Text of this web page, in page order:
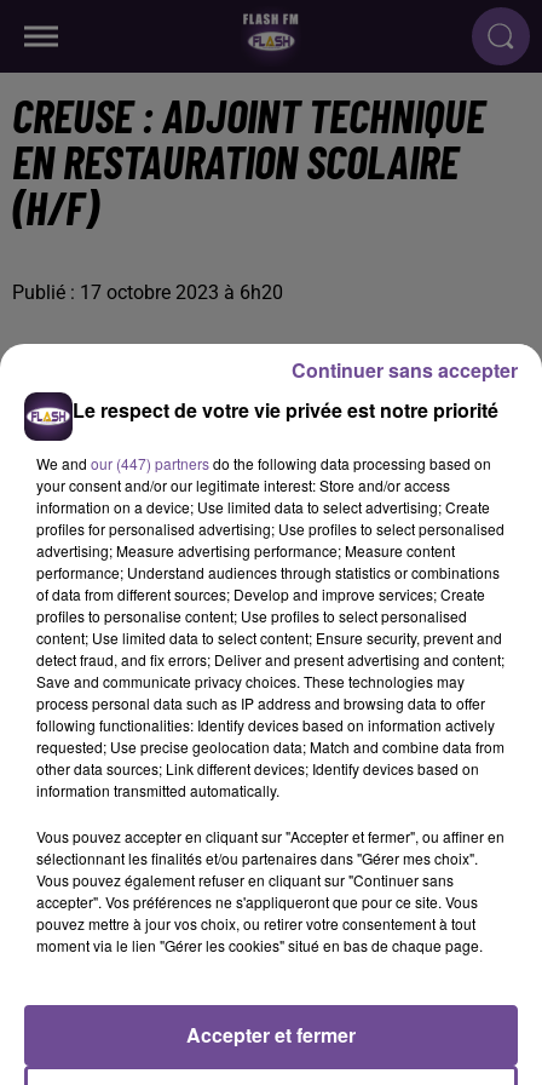
CREUSE : ADJOINT TECHNIQUE
EN RESTAURATION SCOLAIRE
(H/F)
Publié : 17 octobre 2023 à 6h20
Une cantine du Grand-Bourg recherche un adjoint technique
en restauration scolaire (H/F). L'agent placé sur ce poste
assure le bon fonctionnement du service de restauration. Il
coordonne l'activité des autres agents participant à la
restauration et gère le processus de production des repas
(130 repas par jour en période scolaire et 30 repas hors
des locaux et du matériel destiné au service.
Référence de l’offre Pôle Emploi : 163DMKQ
Le respect de votre vie privée est notre priorité
We and our (447) partnersdo the following data processing based on
your consent and/or our legitimate interest: Store and/or access
information on a device; Use limited data to select advertising; Create
profiles for personalised advertising; Use profiles to select personalised
advertising; Measure advertising performance; Measure content
performance; Understand audiences through statistics or combinations
of data from different sources; Develop and improve services; Create
profiles to personalise content; Use profiles to select personalised
content; Use limited data to select content; Ensure security, prevent and
detect fraud, and fix errors; Deliver and present advertising and content;
Save and communicate privacy choices. These technologies may
process personal data such as IP address and browsing data to offer
following functionalities: Identify devices based on information actively
requested; Use precise geolocation data; Match and combine data from
other data sources; Link different devices; Identify devices based on
information transmitted automatically.
Vous pouvez accepter en cliquant sur "Accepter et fermer", ou affiner en
sélectionnant les finalités et/ou partenaires dans "Gérer mes choix".
Vous pouvez également refuser en cliquant sur "Continuer sans
accepter". Vos préférences ne s'appliqueront que pour ce site. Vous
pouvez mettre à jour vos choix, ou retirer votre consentement à tout
moment via le lien "Gérer les cookies" situé en bas de chaque page.
Accepter et fermer
Continuer sans accepter